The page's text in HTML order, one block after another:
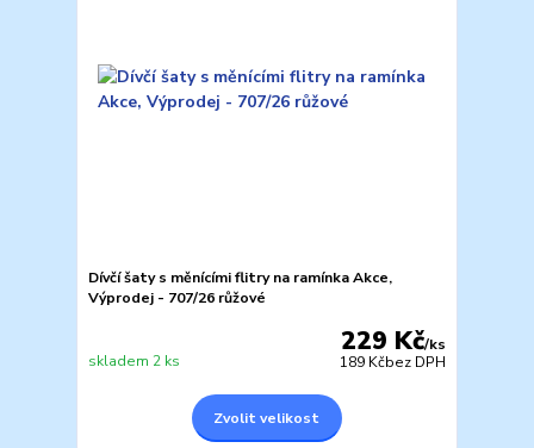
Dívčí šaty s měnícími flitry na ramínka Akce,
Výprodej - 707/26 růžové
229 Kč/ks
189 Kčbez DPH
skladem 2 ks
Zvolit velikost